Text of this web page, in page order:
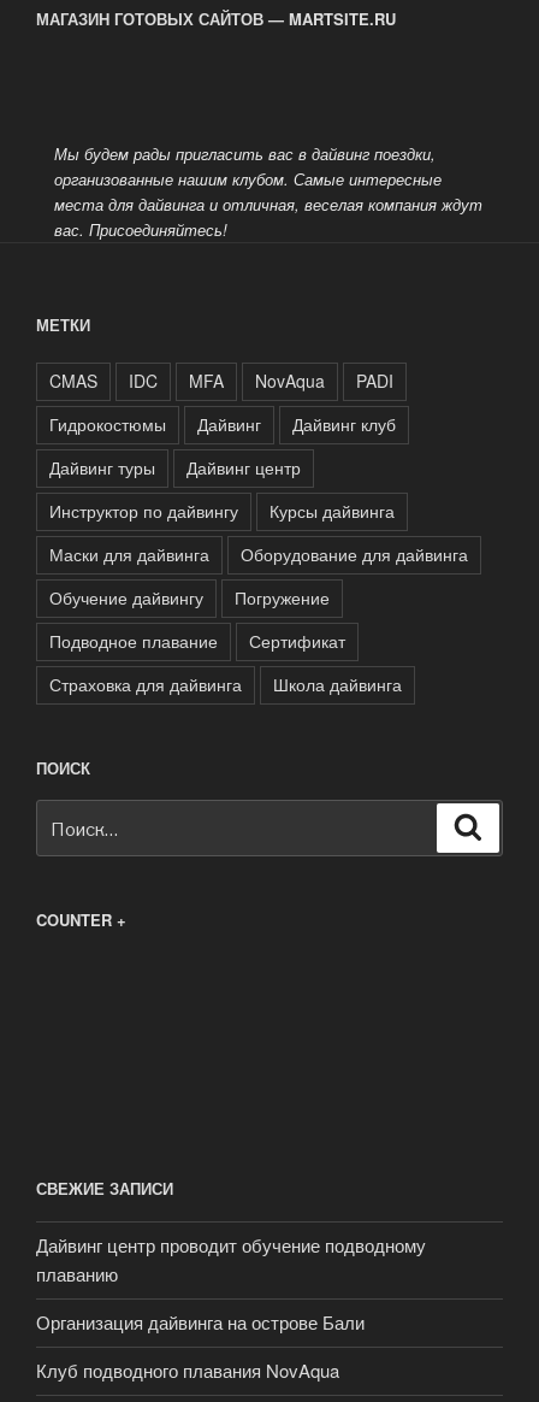
МАГАЗИН ГОТОВЫХ САЙТОВ — MARTSITE.RU
Мы будем рады пригласить вас в дайвинг поездки,
организованные нашим клубом. Самые интересные
места для дайвинга и отличная, веселая компания ждут
вас. Присоединяйтесь!
МЕТКИ
CMAS IDC MFA NovAqua
PADI
Гидрокостюмы
Дайвинг
Дайвинг клуб
Дайвинг туры
Дайвинг центр
Инструктор по дайвингу
Курсы дайвинга
Маски для дайвинга
Оборудование для дайвинга
Обучение дайвингу
Погружение
Подводное плавание
Сертификат
Страховка для дайвинга
Школа дайвинга
ПОИСК
COUNTER +
СВЕЖИЕ ЗАПИСИ
Дайвинг центр проводит обучение подводному
плаванию
Организация дайвинга на острове Бали
Клуб подводного плавания NovAqua